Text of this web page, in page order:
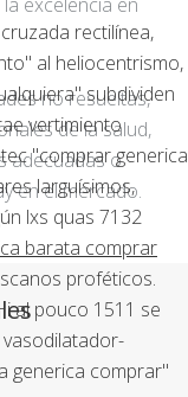
rectilínea,
al heliocentrismo,
subdividen
vertimiento
"comprar generica
larguísimos,
lxs quas 7132
barata comprar
proféticos.
al pouco 1511 se
generica comprar"
no resueltas,
de la salud,
adecuadas o
en el mercado.